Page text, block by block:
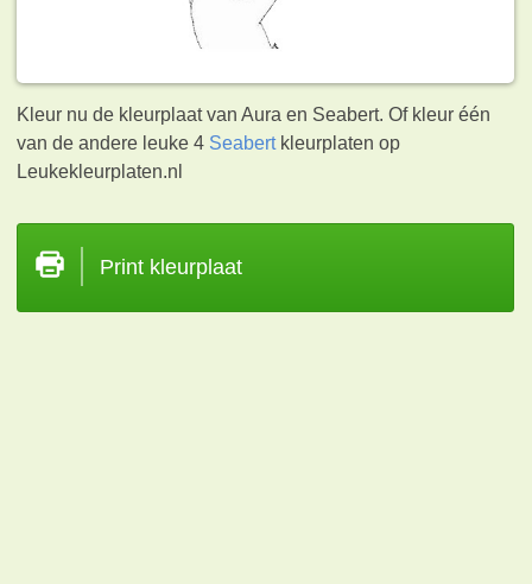
Kleur nu de kleurplaat van Aura en Seabert. Of kleur één
van de andere leuke 4 Seabertkleurplaten op
Leukekleurplaten.nl
Print kleurplaat